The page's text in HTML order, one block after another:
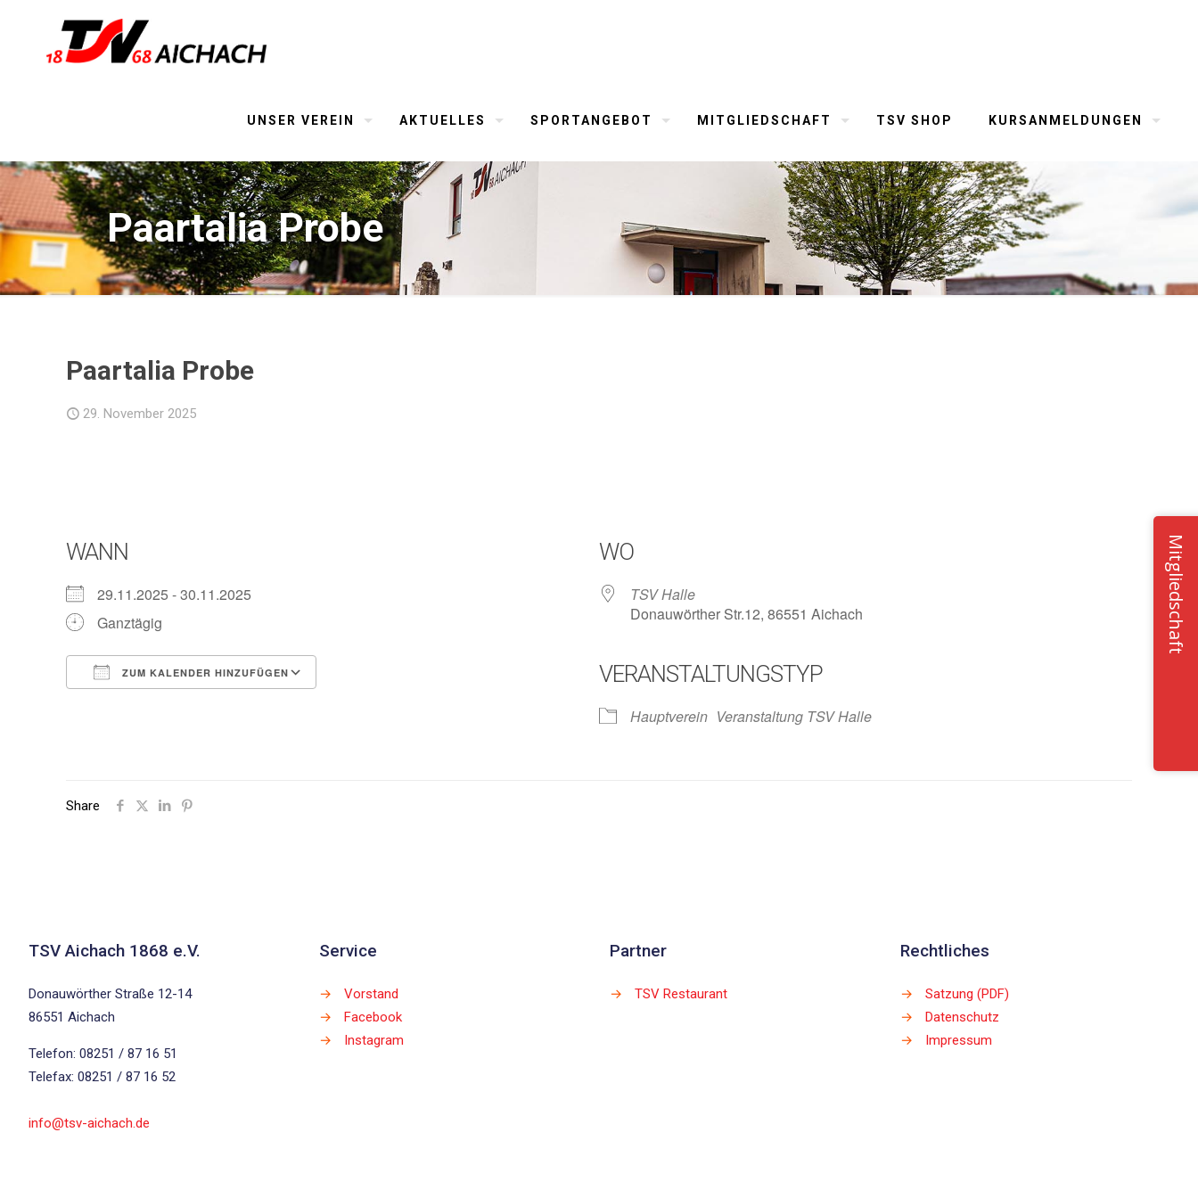
UNSER VEREIN AKTUELLES SPORTANGEBOT MITGLIEDSCHAFT TSV SHOP KURSANMELDUNGEN
Paartalia Probe
Paartalia Probe
29. November 2025
WANN
29.11.2025 - 30.11.2025
Ganztägig
ZUM KALENDER HINZUFÜGEN
iCalendar
WO
TSV Halle
Donauwörther Str.12, 86551 Aichach
VERANSTALTUNGSTYP
Hauptverein Veranstaltung TSV Halle
Share
TSV Aichach 1868 e.V.
Donauwörther Straße 12-14
86551 Aichach
Telefon: 08251 / 87 16 51
Telefax: 08251 / 87 16 52
info@tsv-aichach.de
Service
→
Vorstand
→
Facebook
→
Instagram
Partner
→ TSV Restaurant
Rechtliches
→
Satzung (PDF)
→
Datenschutz
→
Impressum
Mitgliedschaft